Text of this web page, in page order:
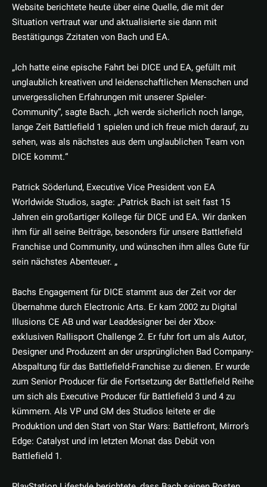
Website berichtete heute über eine Quelle, die mit der
Situation vertraut war und aktualisierte sie dann mit
Bestätigungs Zzitaten von Bach und EA.
„Ich hatte eine epische Fahrt bei DICE und EA, gefüllt mit
unglaublich kreativen und leidenschaftlichen Menschen und
unvergesslichen Erfahrungen mit unserer Spieler-
Community“, sagte Bach. „Ich werde sicherlich noch lange,
lange Zeit Battlefield 1 spielen und ich freue mich darauf, zu
sehen, was als nächstes aus dem unglaublichen Team von
DICE kommt.“
Patrick Söderlund, Executive Vice President von EA
Worldwide Studios, sagte: „Patrick Bach ist seit fast 15
Jahren ein großartiger Kollege für DICE und EA. Wir danken
ihm für all seine Beiträge, besonders für unsere Battlefield
Franchise und Community, und wünschen ihm alles Gute für
sein nächstes Abenteuer. „
Bachs Engagement für DICE stammt aus der Zeit vor der
Übernahme durch Electronic Arts. Er kam 2002 zu Digital
Illusions CE AB und war Leaddesigner bei der Xbox-
exklusiven Rallisport Challenge 2. Er fuhr fort um als Autor,
Designer und Produzent an der ursprünglichen Bad Company-
Abspaltung für das Battlefield-Franchise zu dienen. Er wurde
zum Senior Producer für die Fortsetzung der Battlefield Reihe
um sich als Executive Producer für Battlefield 3 und 4 zu
kümmern. Als VP und GM des Studios leitete er die
Produktion und den Start von Star Wars: Battlefront, Mirror’s
Edge: Catalyst und im letzten Monat das Debüt von
Battlefield 1.